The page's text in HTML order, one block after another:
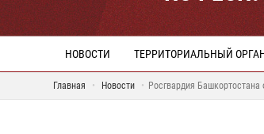
НОВОСТИ ТЕРРИТОРИАЛЬНЫЙ
Главная Новости Росгвардия